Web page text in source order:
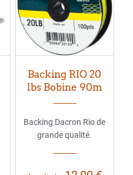
Backing RIO 20
lbs Bobine 90m
Backing Dacron Rio de
grande qualité.